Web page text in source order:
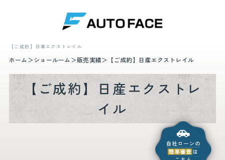
【ご成約】日産エクストレイル
ホーム ショールーム 販売実績 【ご成約】日産エクストレイル
【ご成約】日産エクストレ
イル